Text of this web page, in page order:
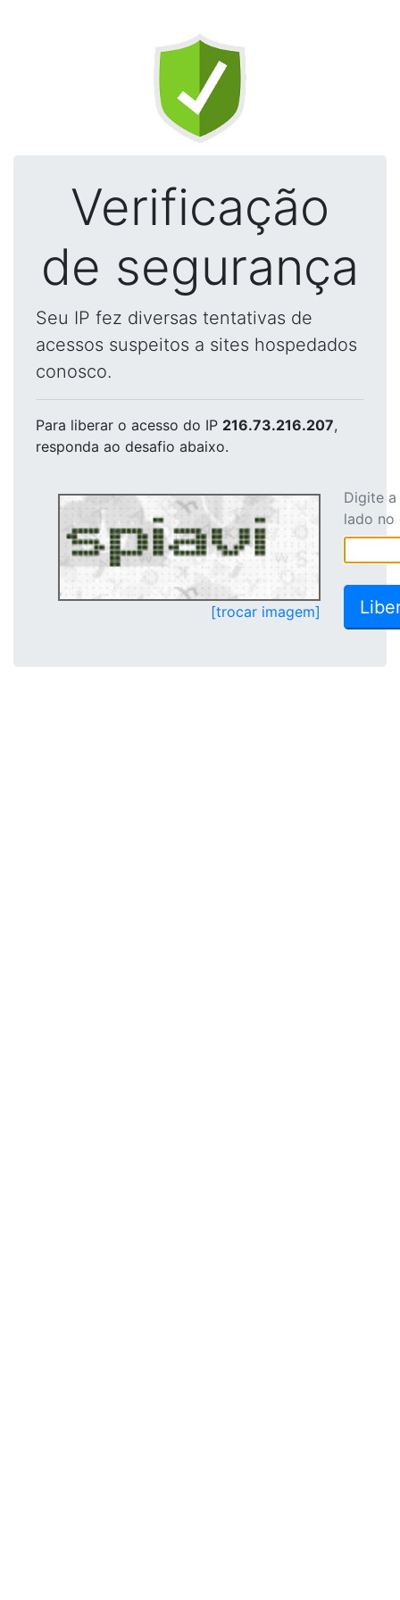
Verificação
de segurança
Seu IP fez diversas tentativas de
acessos suspeitos a sites hospedados
conosco.
Para liberar o acesso do IP 216.73.216.207,
responda ao desafio abaixo.
[trocar imagem]
Digite
lado no